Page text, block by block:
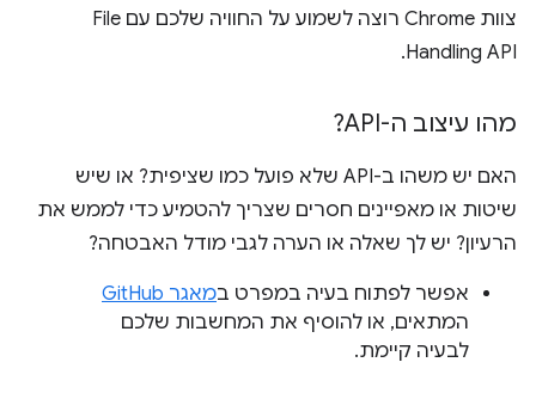
צוות Chrome רוצה לשמוע על החוויה שלכם עם File
Handling API.
מהו עיצוב ה-API?
האם יש משהו ב-API שלא פועל כמו שציפית? או שיש
שיטות או מאפיינים חסרים שצריך להטמיע כדי לממש את
הרעיון? יש לך שאלה או הערה לגבי מודל האבטחה?
אפשר לפתוח בעיה במפרט במאגר GitHub
המתאים, או להוסיף את המחשבות שלכם
לבעיה קיימת.